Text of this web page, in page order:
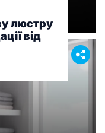
люстру
від